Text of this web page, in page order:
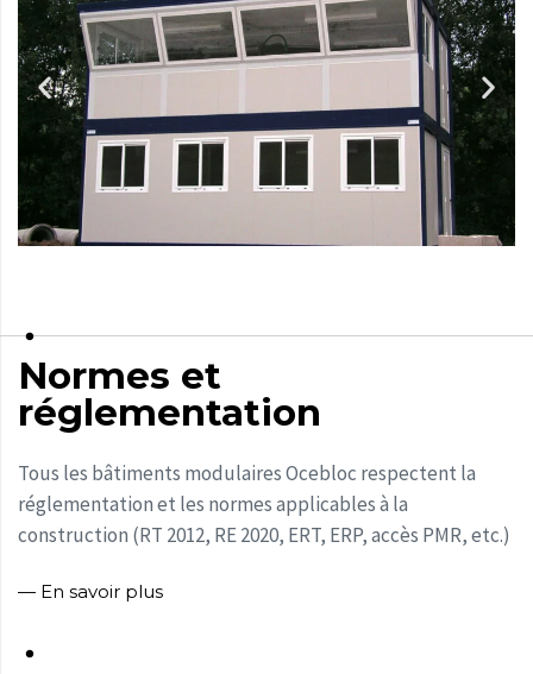
Normes et
réglementation
Tous les bâtiments modulaires Ocebloc respectent la
réglementation et les normes applicables à la
construction (RT 2012, RE 2020, ERT, ERP, accès PMR, etc.)
— En savoir plus